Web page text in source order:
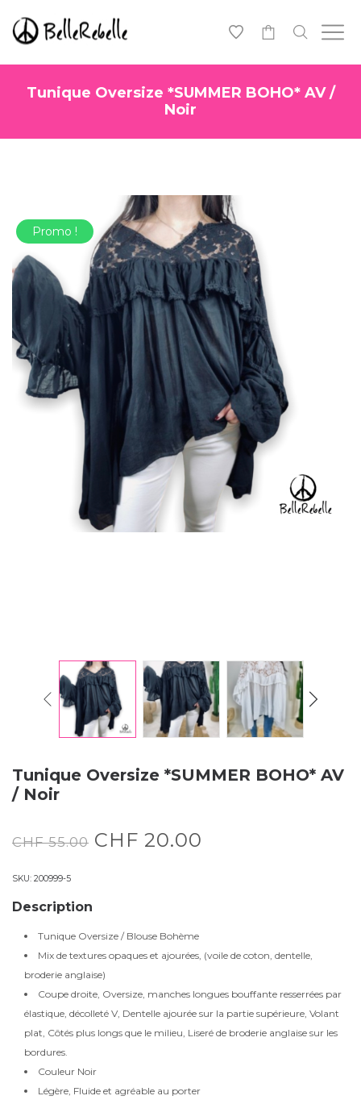
Tunique Oversize *SUMMER BOHO* AV /
Noir
Promo !
Tunique Oversize *SUMMER BOHO* AV
/ Noir
CHF55.00 CHF 20.00
SKU: 200999-5
Description
Tunique Oversize / Blouse Bohème
Mix de textures opaques et ajourées, (voile de coton, dentelle,
broderie anglaise)
Coupe droite, Oversize, manches longues bouffante resserrées par
élastique, décolleté V, Dentelle ajourée sur la partie supérieure, Volant
plat, Côtés plus longs que le milieu, Liseré de broderie anglaise sur les
bordures.
Couleur Noir
Légère, Fluide et agréable au porter